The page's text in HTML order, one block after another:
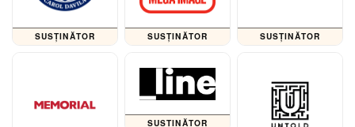
SUSȚINĂTOR SUSȚINĂTOR SUSȚINĂTOR
SUSȚINĂTOR